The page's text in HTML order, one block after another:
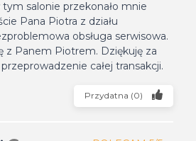
salonie przekonało mnie
Pana Piotra z działu
obsługa serwisowa.
z Panem Piotrem. Dziękuję za
całej transakcji.
Przydatna (0)